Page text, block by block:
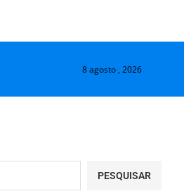
8 agosto , 2026
PESQUISAR